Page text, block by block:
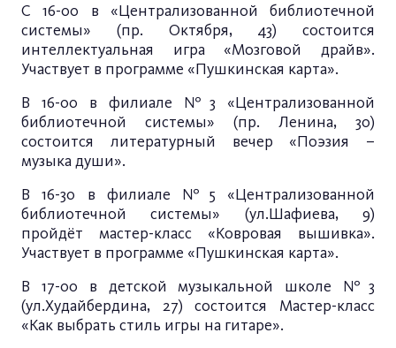
С 16-00 в «Централизованной библиотечной
системы» (пр. Октября, 43) состоится
интеллектуальная игра «Мозговой драйв».
Участвует в программе «Пушкинская карта».
В 16-00 в филиале №3 «Централизованной
библиотечной системы» (пр. Ленина, 30)
состоится литературный вечер «Поэзия –
музыка души».
В 16-30 в филиале №5 «Централизованной
библиотечной системы» (ул.Шафиева, 9)
пройдёт мастер-класс «Ковровая вышивка».
Участвует в программе «Пушкинская карта».
В 17-00 в детской музыкальной школе №3
(ул.Худайбердина, 27) состоится Мастер-класс
«Как выбрать стиль игры на гитаре».